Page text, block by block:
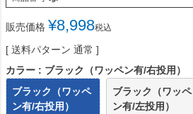
販売価格 ¥8,998税込
送料パターン 通常
カラー
ブラック（ワッペン有/右投用）
ブラック（ワッペ
ン有/右投用）
ブラック（ワッペ
ン有/左投用）